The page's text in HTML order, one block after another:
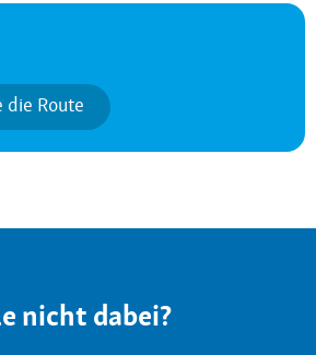
die Route
nicht dabei?